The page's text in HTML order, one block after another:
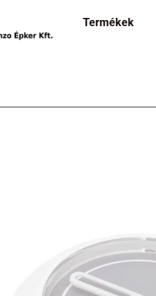
Termékek